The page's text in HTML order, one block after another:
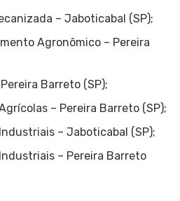
– Jaboticabal (SP);
Agronômico – Pereira
Barreto (SP);
– Pereira Barreto (SP);
– Jaboticabal (SP);
– Pereira Barreto